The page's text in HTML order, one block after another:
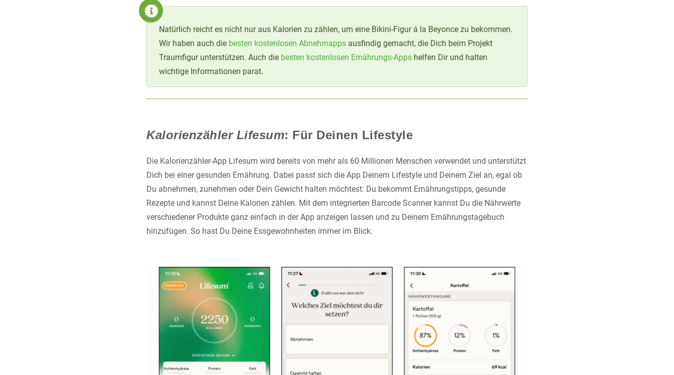
Natürlich reicht es nicht nur aus Kalorien zu zählen, um eine Bikini-Figur á la Beyonce zu bekommen.
Wir haben auch die besten kostenlosen Abnehmapps ausfindig gemacht, die Dich beim Projekt
Traumfigur unterstützen. Auch die besten kostenlosen Ernährungs-Apps helfen Dir und halten
wichtige Informationen parat.
Kalorienzähler Lifesum: Für Deinen Lifestyle
Die Kalorienzähler-App Lifesum wird bereits von mehr als 60 Millionen Menschen verwendet und unterstützt
Dich bei einer gesunden Ernährung. Dabei passt sich die App Deinem Lifestyle und Deinem Ziel an, egal ob
Du abnehmen, zunehmen oder Dein Gewicht halten möchtest: Du bekommt Ernährungstipps, gesunde
Rezepte und kannst Deine Kalorien zählen. Mit dem integrierten Barcode Scanner kannst Du die Nährwerte
verschiedener Produkte ganz einfach in der App anzeigen lassen und zu Deinem Ernährungstagebuch
hinzufügen. So hast Du Deine Essgewohnheiten immer im Blick.